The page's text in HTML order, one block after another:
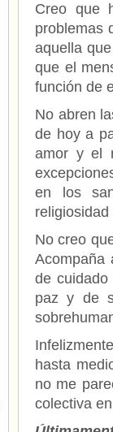
Creo que
problemas
aquella
que el
función de
No abren
de hoy a
amor y el
en los
No creo
Acompaña
de
paz y de
hasta
no me
colectiva